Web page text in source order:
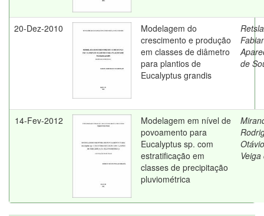
20-Dez-2010
Modelagem do
crescimento e produção
em classes de diâmetro
para plantios de
Eucalyptus grandis
de
14-Fev-2012
Modelagem em nível de
povoamento para
Eucalyptus sp. com
estratificação em
classes de precipitação
pluviométrica
Otávio
Veiga